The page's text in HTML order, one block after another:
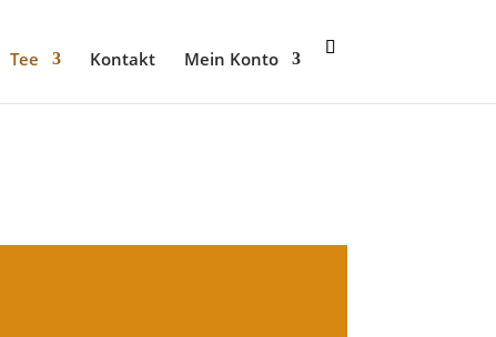
Tee Kontakt Mein Konto